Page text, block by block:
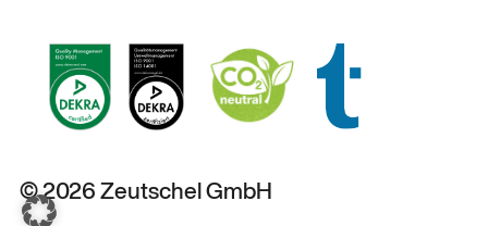
© 2026 Zeutschel GmbH